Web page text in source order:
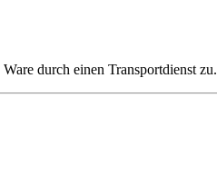
durch einen Transportdienst zu.